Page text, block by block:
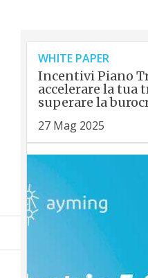
WHITE PAPER
Incentivi Piano
accelerare la tua
superare la
27 Mag 2025